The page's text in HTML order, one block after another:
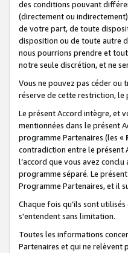
des conditions pouvant
(directement ou
de votre part, de toute
disposition ou de toute autre
nous pourrions prendre et
notre seule discrétion, et ne
Vous ne pouvez pas céder ou
réserve de cette restriction, le
Le présent Accord intègre, et
mentionnées dans le présent
programme Partenaires (les «
contradiction entre le présent
l’accord que vous avez
programme séparé. Le
Programme Partenaires, et il
Chaque fois qu’ils sont
s'entendent sans limitation.
Toutes les informations
Partenaires et qui ne relèvent